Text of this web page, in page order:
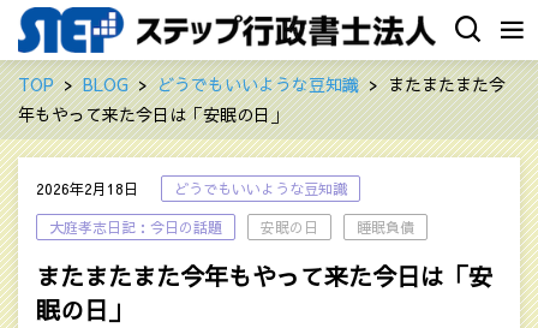
TOP BLOG どうでもいいような豆知識
またまたまた今
年もやって来た今日は「安眠の日」
2026年2月18日
どうでもいいような豆知識
大庭孝志日記：今日の話題
安眠の日 睡眠負債
またまたまた今年もやって来た今日は「安
眠の日」